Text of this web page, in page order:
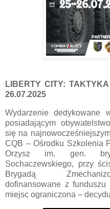
LIBERTY CITY:
26.07.2025
Wydarzenie dedykowane
posiadającym
się na
CQB – Ośrodku Szkolenia
Orzysz im. gen.
Sochaczewskiego, przy
Brygadą
dofinansowane z funduszu
miejsc ograniczona –